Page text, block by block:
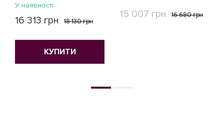
У наявності
16 313 грн 18 130 грн
КУПИТИ
15 007 грн 16 680 грн